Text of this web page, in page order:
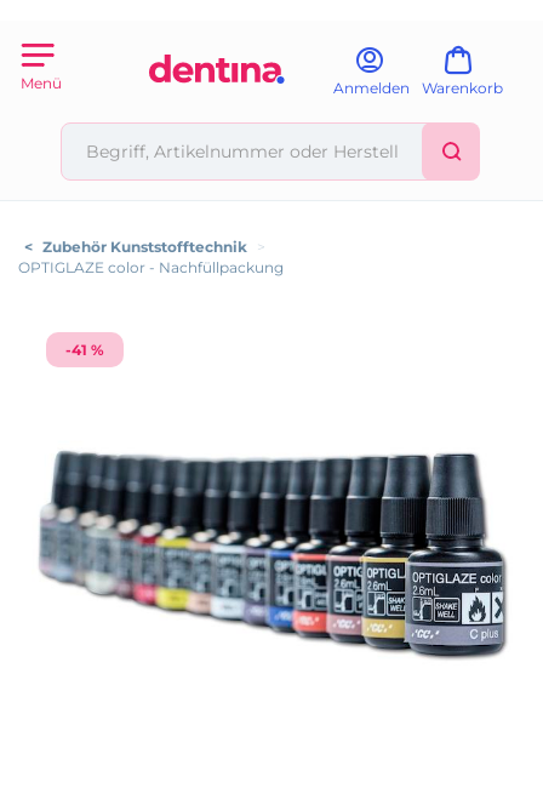
Menü Anmelden Warenkorb
< Zubehör Kunststofftechnik >
OPTIGLAZE color - Nachfüllpackung
-41 %